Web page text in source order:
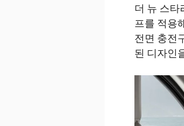
더 뉴 스타
프를 적용
전면 충전
된 디자인